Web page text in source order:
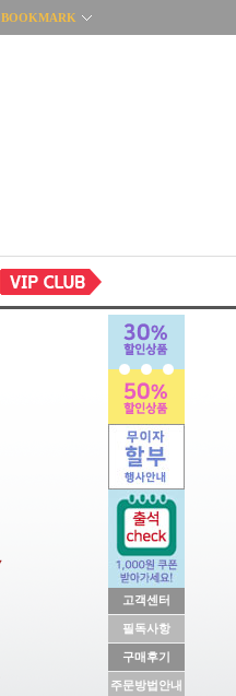
고객센터
필독사항
구매후기
주문방법안내
BOOKMARK